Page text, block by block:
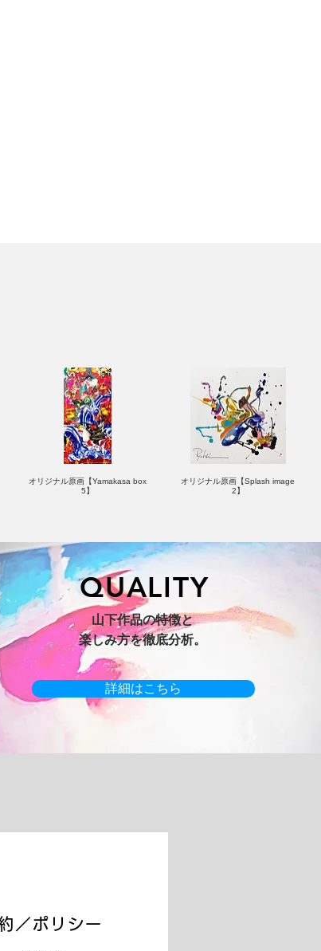
オリジナル原画【Yamakasa box
5】
オリジナル原画【Splash image
2】
キャンバスプリント【Horizon
2026-1】
オリジナル原画【Yamakasa box】
QUALITY
山下作品の特徴と
楽しみ方を徹底分析。
詳細はこちら
／ポリシー